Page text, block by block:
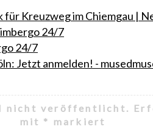
Kreuzweg im Chiemgau |
24/7
24/7
Jetzt anmelden! -
nicht veröffentlicht.
mit * markiert